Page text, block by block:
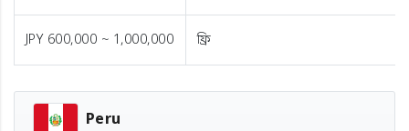
JPY 600,000 ~ 1,000,000 ফ্রি
Peru